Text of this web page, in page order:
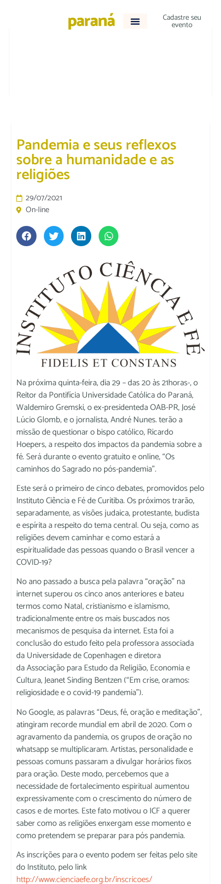
Cadastre seu
evento
Pandemia e seus reflexos
sobre a humanidade e as
religiões
29/07/2021
On-line
Na próxima quinta-feira, dia 29 – das 20 às 21horas-, o
Reitor da Pontifícia Universidade Católica do Paraná,
Waldemiro Gremski, o ex-presidenteda OAB-PR, José
Lúcio Glomb, e o jornalista, André Nunes. terão a
missão de questionar o bispo católico, Ricardo
Hoepers, a respeito dos impactos da pandemia sobre a
fé. Será durante o evento gratuito e online, “Os
caminhos do Sagrado no pós-pandemia”.
Este será o primeiro de cinco debates, promovidos pelo
Instituto Ciência e Fé de Curitiba. Os próximos trarão,
separadamente, as visões judaica, protestante, budista
e espírita a respeito do tema central. Ou seja, como as
religiões devem caminhar e como estará a
espiritualidade das pessoas quando o Brasil vencer a
COVID-19?
No ano passado a busca pela palavra “oração” na
internet superou os cinco anos anteriores e bateu
termos como Natal, cristianismo e islamismo,
tradicionalmente entre os mais buscados nos
mecanismos de pesquisa da internet. Esta foi a
conclusão do estudo feito pela professora associada
da Universidade de Copenhagen e diretora
da Associação para Estudo da Religião, Economia e
Cultura, Jeanet Sinding Bentzen (“Em crise, oramos:
religiosidade e o covid-19 pandemia”).
No Google, as palavras “Deus, fé, oração e meditação”,
atingiram recorde mundial em abril de 2020. Com o
agravamento da pandemia, os grupos de oração no
whatsapp se multiplicaram. Artistas, personalidade e
pessoas comuns passaram a divulgar horários fixos
para oração. Deste modo, percebemos que a
necessidade de fortalecimento espiritual aumentou
expressivamente com o crescimento do número de
casos e de mortes. Este fato motivou o ICF a querer
saber como as religiões enxergam esse momento e
como pretendem se preparar para pós pandemia.
As inscrições para o evento podem ser feitas pelo site
do Instituto, pelo link
http://www.cienciaefe.org.br/inscricoes/